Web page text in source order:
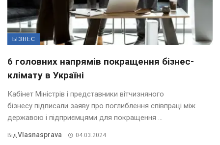
БІЗНЕС
6 головних напрямів покращення бізнес-
клімату в Україні
Кабінет Міністрів і представники вітчизняного
бізнесу підписали заяву про поглиблення співпраці між
державою і підприємцями для покращення ...
Від Vlasnasprava 04.03.2024